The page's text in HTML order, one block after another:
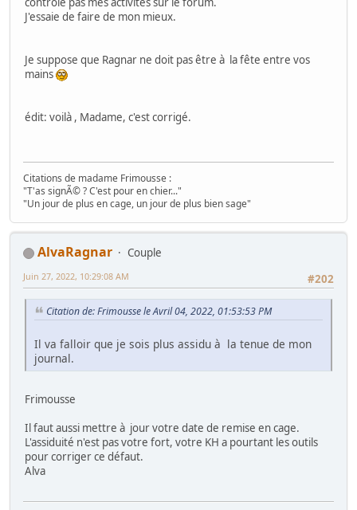
J'essaie de faire de mon mieux.
Je suppose que Ragnar ne doit pas être à la fête entre vos
mains
édit: voilà , Madame, c'est corrigé.
Citations de madame Frimousse :
"T'as signÃ© ? C'est pour en chier..."
"Un jour de plus en cage, un jour de plus bien sage"
AlvaRagnar
Couple
#202
Juin 27, 2022, 10:29:08 AM
Citation de: Frimousse le Avril 04, 2022, 01:53:53 PM
Il va falloir que je sois plus assidu à la tenue de mon
journal.
Frimousse
Il faut aussi mettre à jour votre date de remise en cage.
L'assiduité n'est pas votre fort, votre KH a pourtant les outils
pour corriger ce défaut.
Alva